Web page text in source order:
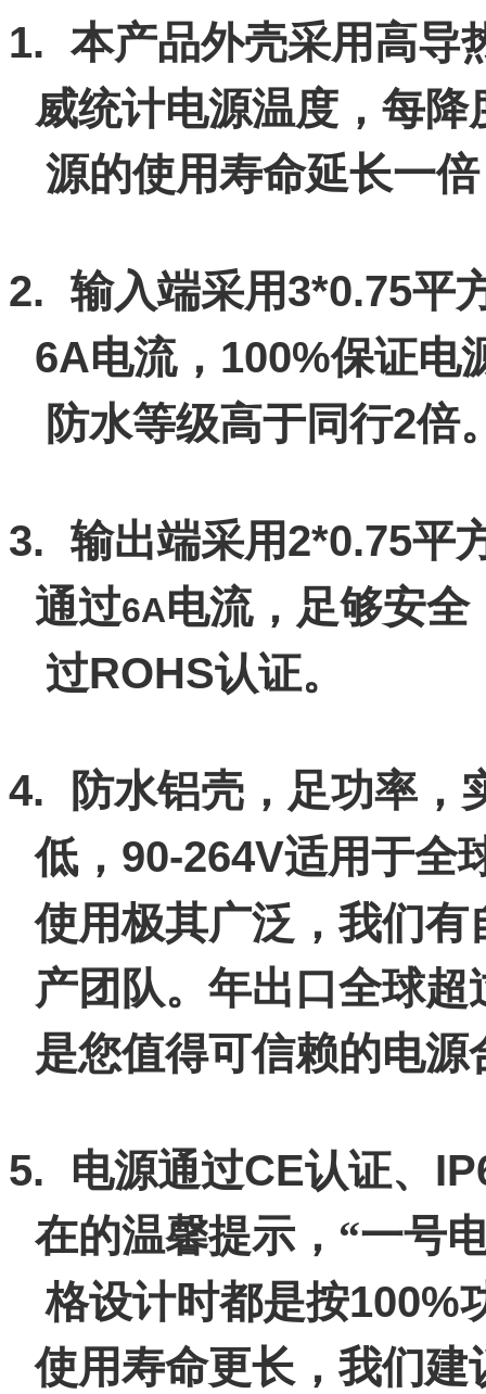
1. 本产品外壳采用高导
威统计电源温度，每降
源的使用寿命延长一
2. 输入端采用3*0.75平
6A电流， 100%保证电
防水等级高于同行2倍
3. 输出端采用2*0.75平
通过6A电流，足够安全
过ROHS认证。
4.
防水铝壳，足功率，
低， 90-264V适用于全
使用极其广泛，我们有
产团队。年出口全球超
是您值得可信赖的电源
5. 电源通过CE认证、
在的温馨提示，“一号
格设计时都是按100%
使用寿命更长，我们建